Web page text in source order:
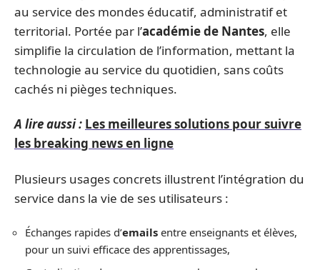
au service des mondes éducatif, administratif et
territorial. Portée par l’académie de Nantes, elle
simplifie la circulation de l’information, mettant la
technologie au service du quotidien, sans coûts
cachés ni pièges techniques.
A lire aussi : Les meilleures solutions pour suivre
les breaking news en ligne
Plusieurs usages concrets illustrent l’intégration du
service dans la vie de ses utilisateurs :
Échanges rapides d’emails entre enseignants et élèves,
pour un suivi efficace des apprentissages,